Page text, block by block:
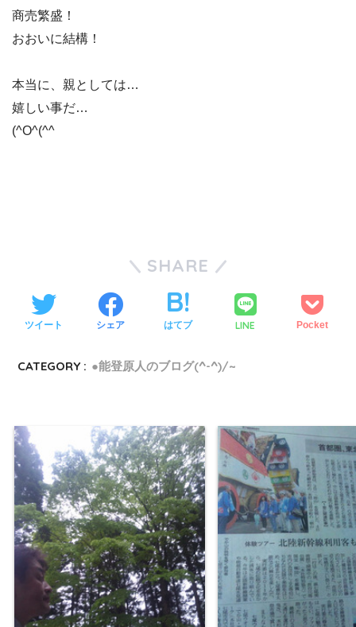
商売繁盛！
おおいに結構！
本当に、親としては…
嬉しい事だ…
(^O^(^^ゞ
SHARE
ツイート シェア はてブ LINE Pocket
CATEGORY : ●能登原人のブログ(^-^)/~